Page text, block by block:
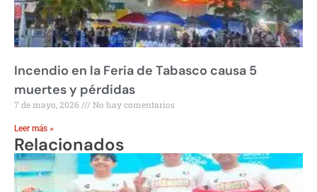
Incendio en la Feria de Tabasco causa 5
muertes y pérdidas
7 de mayo, 2026 No hay comentarios
Leer más »
Relacionados